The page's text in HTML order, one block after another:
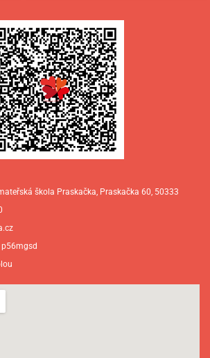
škola Praskačka, Praskačka 60, 50333